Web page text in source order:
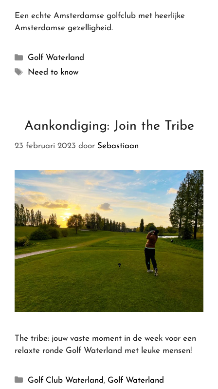
Een echte Amsterdamse golfclub met heerlijke
Amsterdamse gezelligheid.
Golf Waterland
Need to know
Aankondiging: Join the Tribe
23 februari 2023 door Sebastiaan
The tribe: jouw vaste moment in de week voor een
relaxte ronde Golf Waterland met leuke mensen!
Golf Club Waterland, Golf Waterland